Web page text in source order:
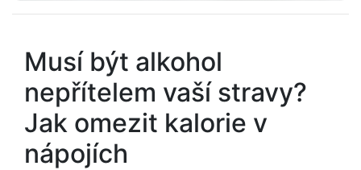
Musí být alkohol
nepřítelem vaší stravy?
Jak omezit kalorie v
nápojích